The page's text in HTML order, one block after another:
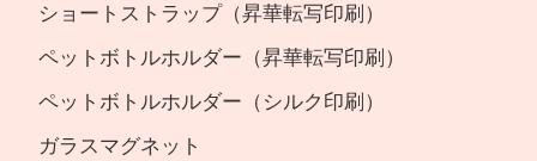
ショートストラップ（昇華転写印刷）
ペットボトルホルダー（昇華転写印刷）
ペットボトルホルダー（シルク印刷）
ガラスマグネット